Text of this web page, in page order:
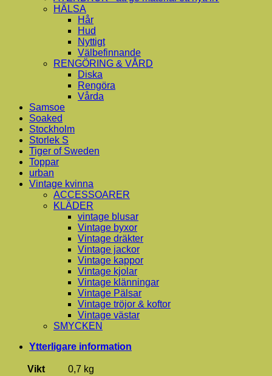
HÄLSA
Hår
Hud
Nyttigt
Välbefinnande
RENGÖRING & VÅRD
Diska
Rengöra
Vårda
Samsoe
Soaked
Stockholm
Storlek S
Tiger of Sweden
Toppar
urban
Vintage kvinna
ACCESSOARER
KLÄDER
vintage blusar
Vintage byxor
Vintage dräkter
Vintage jackor
Vintage kappor
Vintage kjolar
Vintage klänningar
Vintage Pälsar
Vintage tröjor & koftor
Vintage västar
SMYCKEN
Ytterligare information
Vikt
0,7 kg